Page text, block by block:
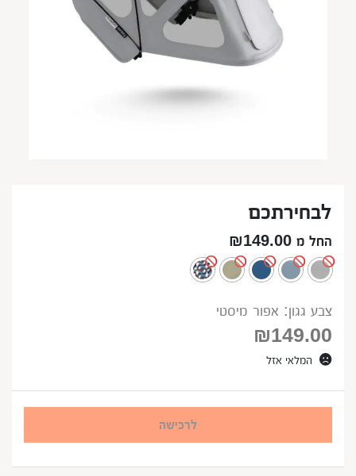
לבחירתכם
החל מ ₪149.00
צבע גגון: אפור מיסטי
₪149.00
המלאי אזל
לרכישה